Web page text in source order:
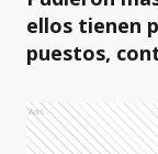
ellos tienen
puestos,
Ads